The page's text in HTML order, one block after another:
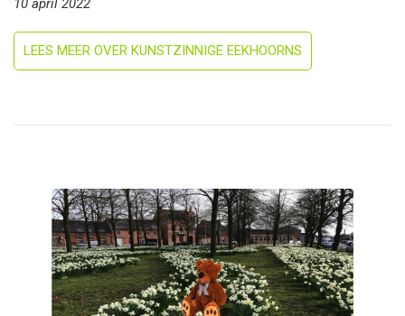
10 april 2022
LEES MEER OVER KUNSTZINNIGE EEKHOORNS